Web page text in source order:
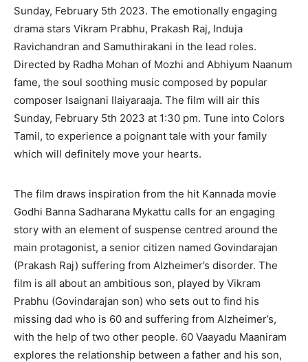
Sunday, February 5th 2023. The emotionally engaging
drama stars Vikram Prabhu, Prakash Raj, Induja
Ravichandran and Samuthirakani in the lead roles.
Directed by Radha Mohan of Mozhi and Abhiyum Naanum
fame, the soul soothing music composed by popular
composer Isaignani Ilaiyaraaja. The film will air this
Sunday, February 5th 2023 at 1:30 pm. Tune into Colors
Tamil, to experience a poignant tale with your family
which will definitely move your hearts.
The film draws inspiration from the hit Kannada movie
Godhi Banna Sadharana Mykattu calls for an engaging
story with an element of suspense centred around the
main protagonist, a senior citizen named Govindarajan
(Prakash Raj) suffering from Alzheimer’s disorder. The
film is all about an ambitious son, played by Vikram
Prabhu (Govindarajan son) who sets out to find his
missing dad who is 60 and suffering from Alzheimer’s,
with the help of two other people. 60 Vaayadu Maaniram
explores the relationship between a father and his son,